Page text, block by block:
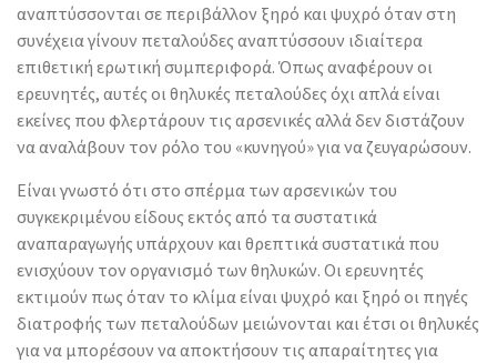
αναπτύσσονται σε περιβάλλον ξηρό και ψυχρό όταν στη
συνέχεια γίνουν πεταλούδες αναπτύσσουν ιδιαίτερα
επιθετική ερωτική συμπεριφορά. Όπως αναφέρουν οι
ερευνητές, αυτές οι θηλυκές πεταλούδες όχι απλά είναι
εκείνες που φλερτάρουν τις αρσενικές αλλά δεν διστάζουν
να αναλάβουν τον ρόλο του «κυνηγού» για να ζευγαρώσουν.
Είναι γνωστό ότι στο σπέρμα των αρσενικών του
συγκεκριμένου είδους εκτός από τα συστατικά
αναπαραγωγής υπάρχουν και θρεπτικά συστατικά που
ενισχύουν τον οργανισμό των θηλυκών. Οι ερευνητές
εκτιμούν πως όταν το κλίμα είναι ψυχρό και ξηρό οι πηγές
διατροφής των πεταλούδων μειώνονται και έτσι οι θηλυκές
για να μπορέσουν να αποκτήσουν τις απαραίτητες για